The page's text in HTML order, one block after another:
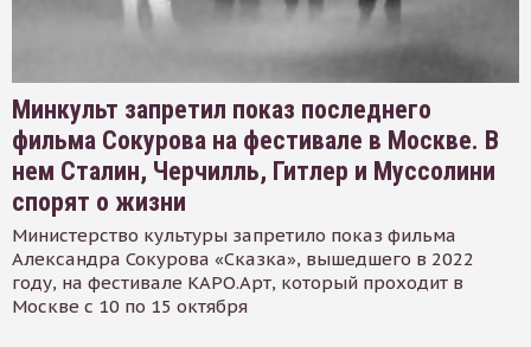
Минкульт запретил показ последнего
фильма Сокурова на фестивале в Москве. В
нем Сталин, Черчилль, Гитлер и Муссолини
спорят о жизни
Министерство культуры запретило показ фильма
Александра Сокурова «Сказка», вышедшего в 2022
году, на фестивале КАРО.Арт, который проходит в
Москве с 10 по 15 октября